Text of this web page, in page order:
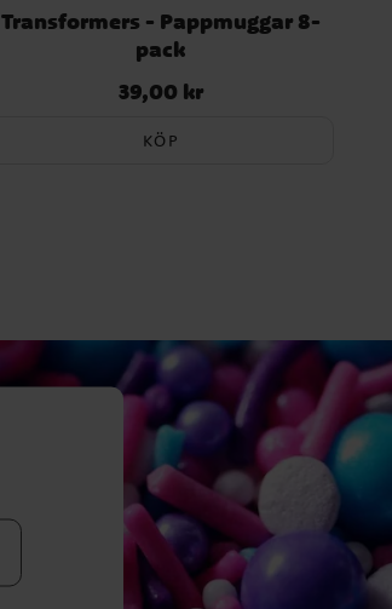
Transformers - Pappmuggar 8-
pack
Pris:39,00 kr
39,00 kr
KÖP